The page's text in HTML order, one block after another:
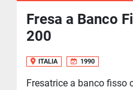
Fresa a Banco
200
ITALIA 1990
Fresatrice a banco fisso